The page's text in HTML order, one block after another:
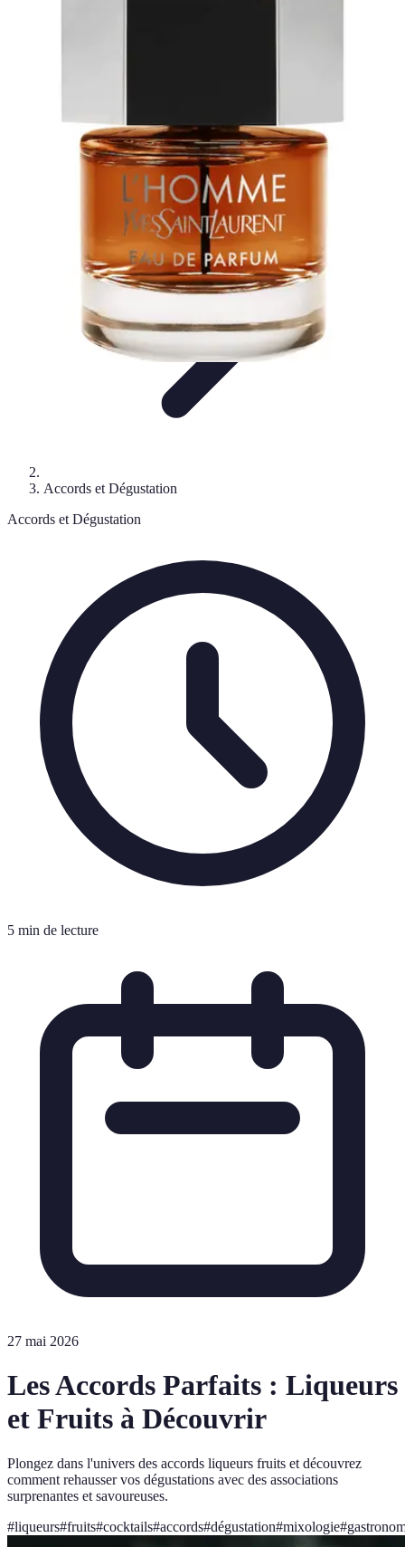
Accords et Dégustation
Accords et Dégustation
5 min de lecture
27 mai 2026
Les Accords Parfaits : Liqueurs
et Fruits à Découvrir
Plongez dans l'univers des accords liqueurs fruits et découvrez
comment rehausser vos dégustations avec des associations
surprenantes et savoureuses.
#liqueurs#fruits#cocktails#accords#dégustation#mixologie#